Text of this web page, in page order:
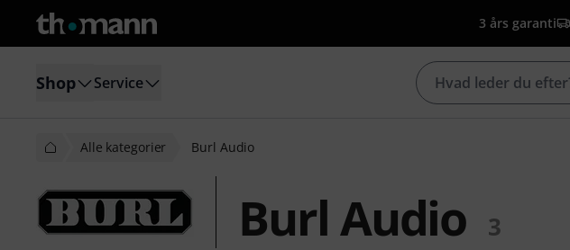
3 års garanti
Shop Service
Alle kategorier Burl Audio
Burl Audio 3